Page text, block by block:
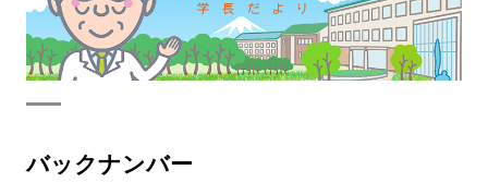
バックナンバー